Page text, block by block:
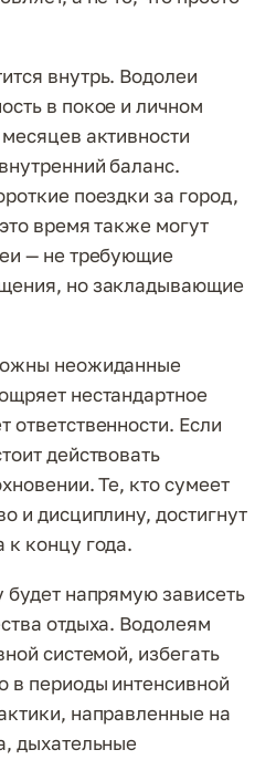
внутрь. Водолеи
в покое и личном
активности
баланс.
поездки за город,
время также могут
— не требующие
но закладывающие
неожиданные
нестандартное
Если
действовать
Те, кто сумеет
и дисциплину, достигнут
к концу года.
будет напрямую зависеть
отдыха. Водолеям
системой, избегать
в периоды интенсивной
направленные на
дыхательные